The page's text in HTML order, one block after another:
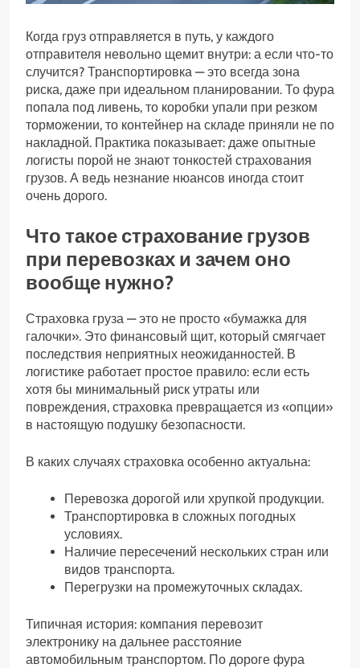
Когда груз отправляется в путь, у каждого
отправителя невольно щемит внутри: а если что-то
случится? Транспортировка — это всегда зона
риска, даже при идеальном планировании. То фура
попала под ливень, то коробки упали при резком
торможении, то контейнер на складе приняли не по
накладной. Практика показывает: даже опытные
логисты порой не знают тонкостей страхования
грузов. А ведь незнание нюансов иногда стоит
очень дорого.
Что такое страхование грузов
при перевозках и зачем оно
вообще нужно?
Страховка груза — это не просто «бумажка для
галочки». Это финансовый щит, который смягчает
последствия неприятных неожиданностей. В
логистике работает простое правило: если есть
хотя бы минимальный риск утраты или
повреждения, страховка превращается из «опции»
в настоящую подушку безопасности.
В каких случаях страховка особенно актуальна:
Перевозка дорогой или хрупкой продукции.
Транспортировка в сложных погодных
условиях.
Наличие пересечений нескольких стран или
видов транспорта.
Перегрузки на промежуточных складах.
Типичная история: компания перевозит
электронику на дальнее расстояние
автомобильным транспортом. По дороге фура